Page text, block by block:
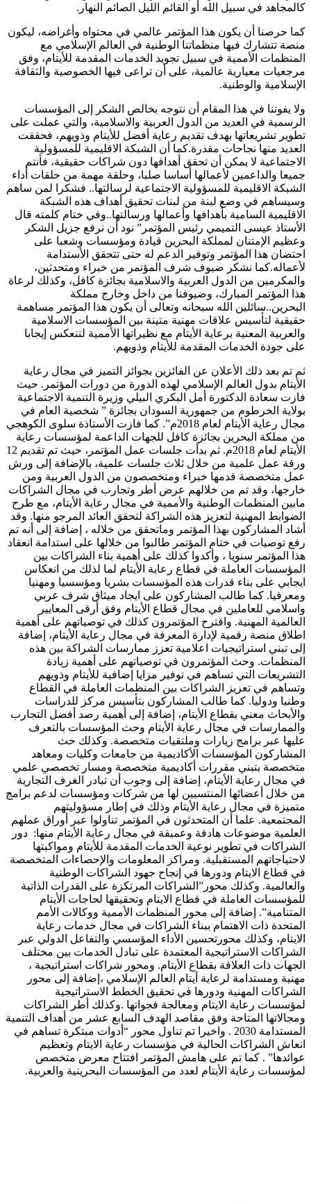
كالمجاهد في سبيل الله أو القائم الليل الصائم النهار.
كما حرصنا أن يكون هذا المؤتمر عالمي في محتواه وأغراضه، ليكون
منصة تتشارك فيها منظماتنا الوطنية في العالم الإسلامي مع
المنظمات الأممية في سبيل تجويد الخدمات المقدمة للأيتام، وفق
مرجعيات معيارية عالمية، على أن تراعى فيها الخصوصية والثقافة
الإسلامية والوطنية.
ولا يفوتنا في هذا المقام أن نتوجه بخالص الشكر إلى المؤسسات
الرسمية في العديد من الدول العربية والاسلامية، والتي عملت على
تطوير تشريعاتها بهدف تقديم رعاية أفضل للأيتام وذويهم، فحققت
العديد منها نجاحات مقدرة.كما أن الشبكة الاقليمية للمسؤولية
الاجتماعية لا يمكن أن تحقق أهدافها دون شراكات حقيقية، فأنتم
جميعا والداعمين لأعمالها أساسا صلبا، وحلقة مهمة من حلقات أداء
الشبكة الاقليمية للمسؤولية الاجتماعية لرسالتها.. فشكرا لمن ساهم
وسيساهم في وضع لبنة من لبنات تحقيق أهداف هذه الشبكة
الاقليمية السامية بأهدافها وأعمالها ورسالتها..وفي ختام كلمته قال
الأستاذ عيسى التميمي رئيس المؤتمر” نود أن نرفع جزيل الشكر
وعظيم الإمتنان لمملكة البحرين قيادة ومؤسسات وشعبا على
احتضان هذا المؤتمر وتوفير الدعم له حتى تتحقق الأستدامة
لأعماله.كما نشكر ضيوف شرف المؤتمر من خبراء ومتحدثين،
والمكرمين من الدول العربية والاسلامية بجائزة كافل، وكذلك لرعاة
هذا المؤتمر المبارك، وضيوفنا من داخل وخارج مملكة
البحرين..سائلين الله سبحانه وتعالى أن يكون هذا المؤتمر مساهمة
حقيقية لتأسيس علاقات مهنية متينة بين المؤسسات الاسلامية
والعربية المعنية برعاية الأيتام مع نظيراتها الأممية لتنعكس إيجابا
على جودة الخدمات المقدمة للأيتام وذويهم.
ثم تم بعد ذلك الأعلان عن الفائزين بجوائز التميز في مجال رعاية
الأيتام بدول العالم الإسلامي لهذه الدورة من دورات المؤتمر. حيث
فازت سعادة الدكتورة أمل البكري البيلي وزيرة التنمية الاجتماعية
بولاية الخرطوم من جمهورية السودان بجائزة ” شخصية العام في
مجال رعاية الأيتام لعام 2018م”. كما فازت الأستاذة سلوى الكوهجي
من مملكة البحرين بجائزة كافل للجهات الداعمة لمؤسسات رعاية
الأيتام لعام 2018م. ثم بدأت جلسات عمل المؤتمر، حيث تم تقديم 12
ورقة عمل علمية من خلال ثلاث جلسات علمية، بالإضافة إلى ورش
عمل متخصصة قدمها خبراء ومتخصصون من الدول العربية ومن
خارجها، وقد تم من خلالهم عرض أطر وتجارب في مجال الشراكات
مابين المنظمات الوطنية والأممية في مجال رعاية الأيتام، مع طرح
الضوابط المهنية لتعزيز هذه الشراكة لتحقق العائد المرجو منها. وقد
أشاد المشاركون بهذا المؤتمر وماتحقق من خلاله ، إضافة إلى أنه تم
رفع توصيات في ختام المؤتمر طالبوا من خلالها على استدامة انعقاد
هذا المؤتمر سنويا ، وأكدوا كذلك على أهمية بناء الشراكات بين
المؤسسات العاملة في قطاع رعاية الأيتام لما لذلك من انعكاس
ايجابي على بناء قدرات هذه المؤسسات بشريا ومؤسسيا ومهنيا
ومعرفيا. كما طالب المشاركون على ايجاد ميثاق شرف عربي
واسلامي للعاملين في مجال قطاع الأيتام وفق أرقى المعايير
العالمية المهنية. واقترح المؤتمرون كذلك في توصياتهم على أهمية
اطلاق منصة رقمية لإدارة المعرفة في مجال رعاية الأيتام، إضافة
إلى تبني استراتيجيات اعلامية تعزز ممارسات الشراكة بين هذه
المنظمات. وحث المؤتمرون في توصياتهم على أهمية زيادة
التشريعات التي تساهم في توفير مزايا إضافية للأيتام وذويهم
وتساهم في تعزيز الشراكات بين المنظمات العاملة في القطاع
وطنيا ودوليا. كما طالب المشاركون بتأسيس مركز للدراسات
والأبحاث معني بقطاع الأيتام، إضافة إلى أهمية رصد أفضل التجارب
والممارسات في مجال رعاية الأيتام وحث المؤسسات بالتعرف
عليها عبر برامج زيارات وملتقيات متخصصة. وكذلك حث
المشاركون المؤسسات الأكاديمية من جامعات وكليات ومعاهد
متخصصة بتبني مقررات أكاديمية متخصصة ومسار تخصصي علمي
في مجال رعاية الأيتام، إضافة إلى وجوب أن تبادر الغرف التجارية
من خلال أعضائها المنتسبين لها من شركات ومؤسسات لدعم برامج
متميزة في مجال رعاية الأيتام وذلك في إطار مسؤوليتهم
المجتمعية. علما أن المتحدثون في المؤتمر تناولوا عبر أوراق عملهم
العلمية موضوعات هادفة وعميقة في مجال رعاية الأيتام منها: دور
الشراكات في تطوير نوعية الخدمات المقدمة للأيتام ومواكبتها
لاحتياجاتهم المستقبلية. ومراكز المعلومات والإحصاءات المتخصصة
في قطاع الايتام ودورها في إنجاح جهود الشراكات الوطنية
والعالمية. وكذلك محور”الشراكات المرتكزة على القدرات الذاتية
للمؤسسات العاملة في قطاع الايتام وتحقيقها لحاجات الأيتام
المتنامية”. إضافة إلى محور المنظمات الأممية ووكالات الأمم
المتحدة ذات الاهتمام ببناء الشراكات في مجال خدمات رعاية
الايتام، وكذلك محورتحسين الأداء المؤسسي والتفاعل الدولي عبر
الشراكات الاستراتيجية المعتمدة على تبادل الخدمات بين مختلف
الجهات ذات العلاقة بقطاع الأيتام. ومحور شراكات استراتيجية ،
مهنية ومستدامة لرعاية أيتام العالم الإسلامي ،إضافة إلى محور
الشراكات المهنية ودورها في تحقيق الخطط الاستراتيجية
لمؤسسات رعاية الايتام ومعالجة فجواتها .وكذلك أطر الشراكات
ومجالاتها المتاحة وفق مقاصد الهدف السابع عشر من أهداف التنمية
المستدامة 2030 . واخيرا تم تناول محور “أدوات مبتكرة تساهم في
انعاش الشراكات الحالية في مؤسسات رعاية الايتام وتعظيم
عوائدها” . كما تم على هامش المؤتمر افتتاح معرض متخصص
لمؤسسات رعاية الأيتام لعدد من المؤسسات البحرينية والعربية.